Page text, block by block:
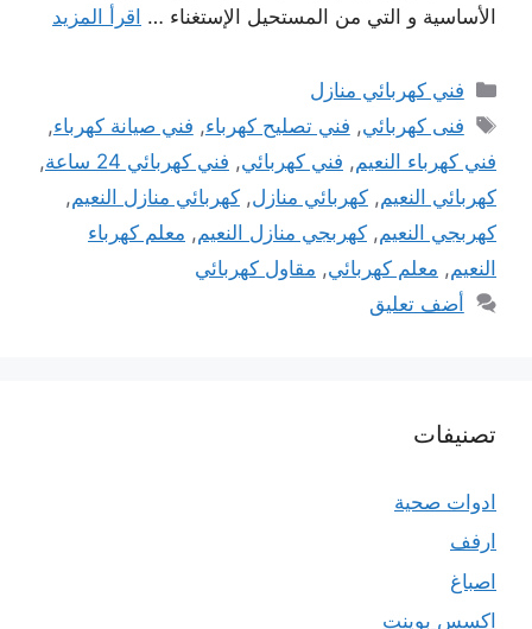
الأساسية و التي من المستحيل الإستغناء … اقرأ المزيد
التصنيفات
فني كهربائي منازل
الوسوم
فنى كهربائي, فني تصليح كهرباء, فني صيانة كهرباء,
فني كهرباء النعيم, فني كهربائي, فني كهربائي 24 ساعة
,
كهربائي النعيم, كهربائي منازل, كهربائي منازل النعيم,
كهربجي النعيم, كهربجي منازل النعيم, معلم كهرباء
النعيم, معلم كهربائي, مقاول كهربائي
أضف تعليق
تصنيفات
ادوات صحية
ارفف
اصباغ
اكسس بوينت